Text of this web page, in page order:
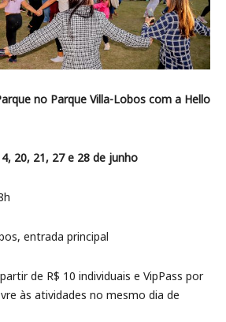
no Parque Villa-Lobos com a Hello
20, 21, 27 e 28 de junho
entrada principal
de R$ 10 individuais e VipPass por
às atividades no mesmo dia de